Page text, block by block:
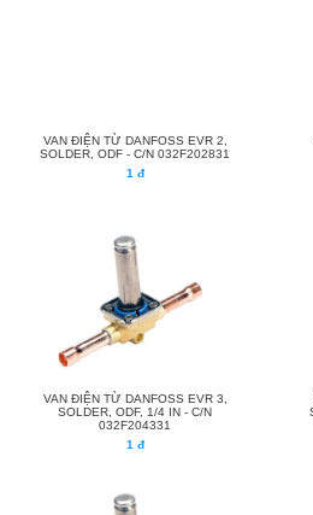
VAN ĐIỆN TỪ DANFOSS EVR 2,
SOLDER, ODF - C/N 032F202831
1 đ
VAN ĐIỆN TỪ DANFOSS EVR 3,
SOLDER, ODF, 1/4 IN - C/N
032F204331
1 đ